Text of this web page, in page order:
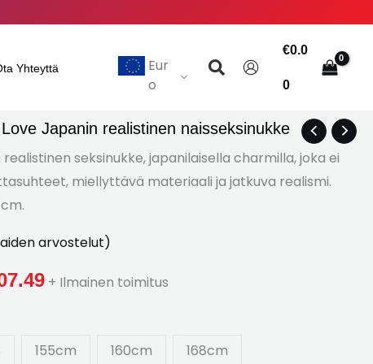
Yhteyttä
Eur
o
Hae
€0.0
0
Japanin realistinen naisseksinukke
seksinukke, japanilaisella charmilla, joka ei
miellyttävä materiaali ja jatkuva realismi.
arvostelut)
Hintaluokka:
€818.43
€1,207.49
+ Ilmainen toimitus
155cm 160cm 168cm